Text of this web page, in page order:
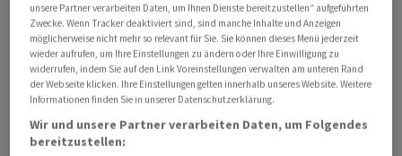
KURSENTWICKLUNG
Sie erhalten verzögerte Kurse.
Jetzt Realtime Daten erhalten
unsere Partner verarbeiten Daten, um Ihnen Dienste bereitzustellen“ aufgeführten
Zwecke. Wenn Tracker deaktiviert sind, sind manche Inhalte und Anzeigen
möglicherweise nicht mehr so relevant für Sie. Sie können dieses Menü jederzeit
wieder aufrufen, um Ihre Einstellungen zu ändern oder Ihre Einwilligung zu
widerrufen, indem Sie auf den Link Voreinstellungen verwalten am unteren Rand
der Webseite klicken. Ihre Einstellungen gelten innerhalb unseres Website. Weitere
Informationen finden Sie in unserer Datenschutzerklärung.
Wir und unsere Partner verarbeiten Daten, um Folgendes
bereitzustellen: